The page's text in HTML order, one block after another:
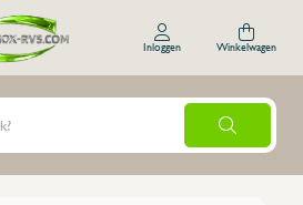
Inloggen Winkelwagen